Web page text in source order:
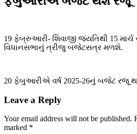
19 ફેબ્રુઆરી- શિવાજી જંયતિથી 15
વિધાનસભાનું ત્રીજુ બજેટસત્ર મળશે.
20 ફેબુઆરીએ વર્ષ 2025-26નું બજેટ રજૂ
Leave a Reply
Your email address will not be published.
marked *